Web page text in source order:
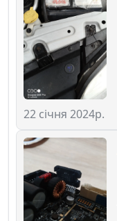
22 січня 2024р.